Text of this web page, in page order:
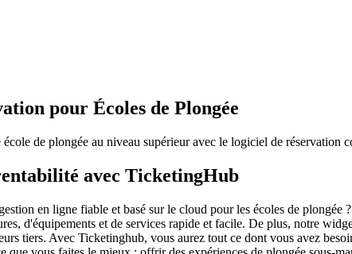
pour Écoles de Plongée
de plongée au niveau supérieur avec le logiciel de
avec TicketingHub
en ligne fiable et basé sur le cloud pour les écoles de
d'équipements et de services rapide et facile. De plus, notre
tiers. Avec Ticketinghub, vous aurez tout ce dont vous avez